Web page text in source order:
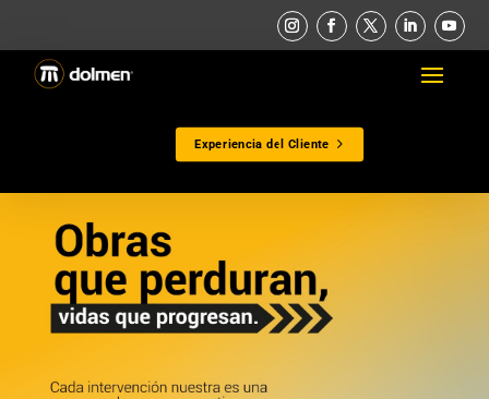
Experiencia del Cliente